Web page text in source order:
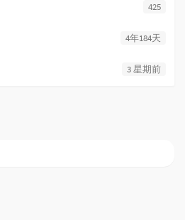
425
4年184天
3 星期前